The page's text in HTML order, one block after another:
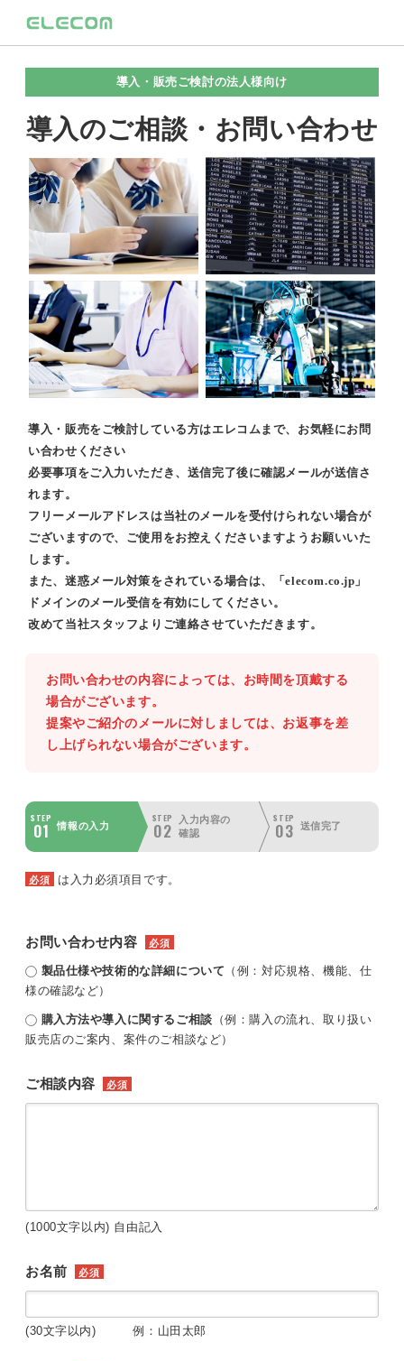
導入・販売ご検討の法人様向け
導入のご相談・お問い合わせ
導入・販売をご検討している方はエレコムまで、お気軽にお問
い合わせください
必要事項をご入力いただき、送信完了後に確認メールが送信さ
れます。
フリーメールアドレスは当社のメールを受付けられない場合が
ございますので、ご使用をお控えくださいますようお願いいた
します。
また、迷惑メール対策をされている場合は、「elecom.co.jp」
ドメインのメール受信を有効にしてください。
改めて当社スタッフよりご連絡させていただきます。
お問い合わせの内容によっては、お時間を頂戴する
場合がございます。
提案やご紹介のメールに対しましては、お返事を差
し上げられない場合がございます。
STEP
01 情報の入力
STEP
02
入力内容の
確認
STEP
03 送信完了
必須 は入力必須項目です。
お問い合わせ内容 必須
製品仕様や技術的な詳細について （例：対応規格、機能、仕
様の確認など）
購入方法や導入に関するご相談 （例：購入の流れ、取り扱い
販売店のご案内、案件のご相談など）
ご相談内容 必須
(1000文字以内) 自由記入
お名前 必須
(30文字以内) 例：山田太郎